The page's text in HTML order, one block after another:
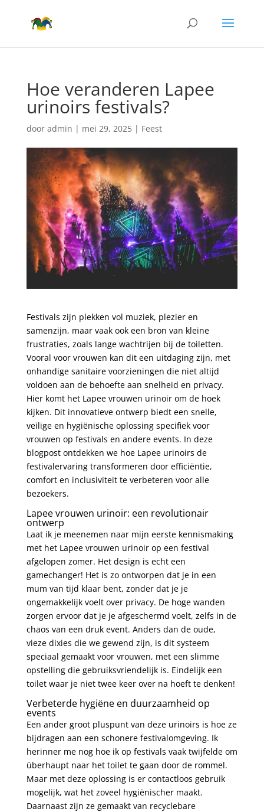
Hoe veranderen Lapee
urinoirs festivals?
door admin | mei 29, 2025| Feest
Festivals zijn plekken vol muziek, plezier en
samenzijn, maar vaak ook een bron van kleine
frustraties, zoals lange wachtrijen bij de toiletten.
Vooral voor vrouwen kan dit een uitdaging zijn, met
onhandige sanitaire voorzieningen die niet altijd
voldoen aan de behoefte aan snelheid en privacy.
Hier komt het Lapee vrouwen urinoir om de hoek
kijken. Dit innovatieve ontwerp biedt een snelle,
veilige en hygiënische oplossing specifiek voor
vrouwen op festivals en andere events. In deze
blogpost ontdekken we hoe Lapee urinoirs de
festivalervaring transformeren door efficiëntie,
comfort en inclusiviteit te verbeteren voor alle
bezoekers.
Lapee vrouwen urinoir: een revolutionair
ontwerp
Laat ik je meenemen naar mijn eerste kennismaking
met het Lapee vrouwen urinoirop een festival
afgelopen zomer. Het design is echt een
gamechanger! Het is zo ontworpen dat je in een
mum van tijd klaar bent, zonder dat je je
ongemakkelijk voelt over privacy. De hoge wanden
zorgen ervoor dat je je afgeschermd voelt, zelfs in de
chaos van een druk event. Anders dan de oude,
vieze dixies die we gewend zijn, is dit systeem
speciaal gemaakt voor vrouwen, met een slimme
opstelling die gebruiksvriendelijk is. Eindelijk een
toilet waar je niet twee keer over na hoeft te denken!
Verbeterde hygiëne en duurzaamheid op
events
Een ander groot pluspunt van deze urinoirs is hoe ze
bijdragen aan een schonere festivalomgeving. Ik
herinner me nog hoe ik op festivals vaak twijfelde om
überhaupt naar het toilet te gaan door de rommel.
Maar met deze oplossing is er contactloos gebruik
mogelijk, wat het zoveel hygiënischer maakt.
Daarnaast zijn ze gemaakt van recyclebare